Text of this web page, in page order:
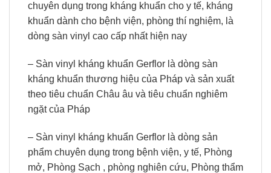
chuyên dụng trong kháng khuẩn cho y tế, kháng
khuẩn dành cho bệnh viện, phòng thí nghiệm, là
dòng sàn vinyl cao cấp nhất hiện nay
– Sàn vinyl kháng khuẩn Gerflor là dòng sàn
kháng khuẩn thương hiệu của Pháp và sản xuất
theo tiêu chuẩn Châu âu và tiêu chuẩn nghiêm
ngặt của Pháp
– Sàn vinyl kháng khuẩn Gerflor là dòng sản
phẩm chuyên dụng trong bệnh viện, y tế, Phòng
mở, Phòng Sạch , phòng nghiên cứu, Phòng thẩm